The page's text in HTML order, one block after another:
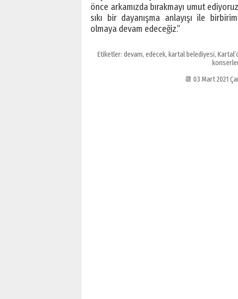
önce arkamızda bırakmayı umut
sıkı bir dayanışma anlayışı ile
olmaya devam edeceğiz.”
Etiketler: devam, edecek, kartal belediyesi,
📆 03 Mart 2021